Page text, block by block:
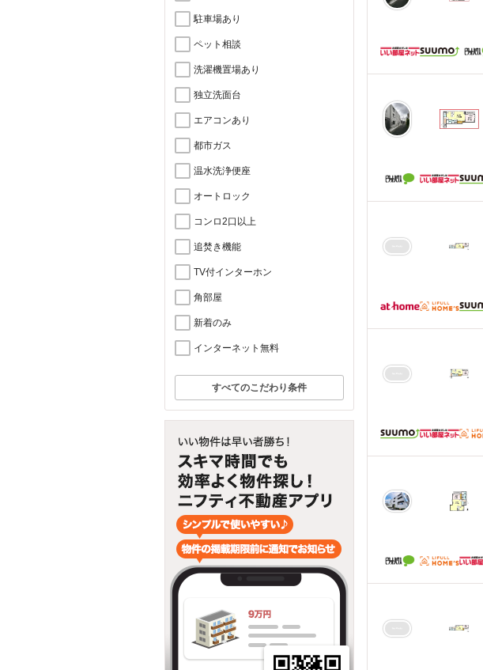
駐車場あり
ペット相談
洗濯機置場あり
独立洗面台
エアコンあり
都市ガス
温水洗浄便座
オートロック
コンロ2口以上
追焚き機能
TV付インターホン
角部屋
新着のみ
インターネット無料
すべてのこだわり条件